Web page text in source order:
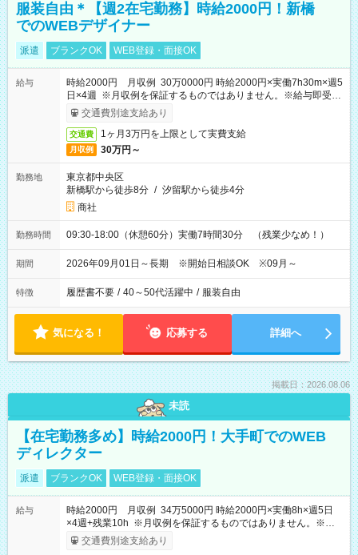
服装自由＊【週2在宅勤務】時給2000円！新橋
でのWEBデザイナー
派遣 ブランクOK WEB登録・面接OK
給与
時給2000円 月収例 30万0000円 時給2000円×実働7h30m×週5
日×4週 ※月収例を保証するものではありません。※給与即受取
りサービス利用可（利用条件有）
交通費別途支給あり
交通費 1ヶ月3万円を上限として実費支給
月収例 30万円～
勤務地
東京都中央区
新橋駅から徒歩8分 / 汐留駅から徒歩4分
商社
勤務時間 09:30-18:00（休憩60分）実働7時間30分 （残業少なめ！）
期間 2026年09月01日～長期 ※開始日相談OK ※09月～
特徴 履歴書不要 / 40～50代活躍中 / 服装自由
気になる！ 応募する 詳細へ
掲載日：2026.08.06
未読
【在宅勤務多め】時給2000円！大手町でのWEB
ディレクター
派遣 ブランクOK WEB登録・面接OK
給与
時給2000円 月収例 34万5000円 時給2000円×実働8h×週5日
×4週+残業10h ※月収例を保証するものではありません。※給与
即受取りサービス利用可（利用条件有）
交通費別途支給あり